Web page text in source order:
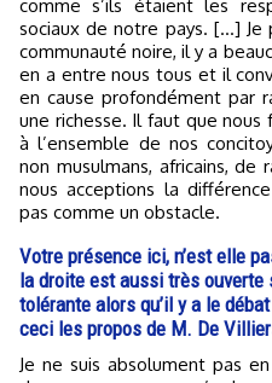
comme s’ils étaient les
sociaux de notre pays. […] Je
communauté noire, il y a
en a entre nous tous et il
en cause profondément par
une richesse. Il faut que
à l’ensemble de nos
non musulmans, africains, de
nous acceptions la
pas comme un obstacle.
Votre présence ici, n’est elle
la droite est aussi très ouverte
tolérante alors qu’il y a le
ceci les propos de M. De
Je ne suis absolument pas en service commandé, personne